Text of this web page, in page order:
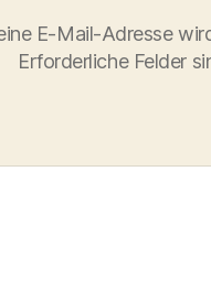
E-Mail-Adresse
Erforderliche Felder